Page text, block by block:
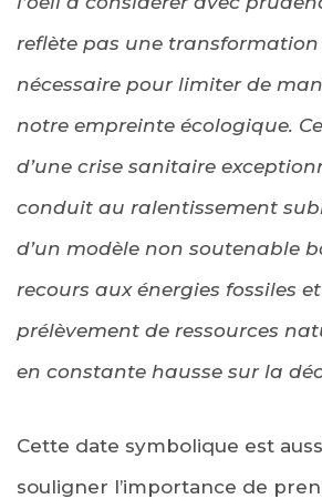
reflète pas une
nécessaire pour limiter de
notre empreinte écologique.
d’une crise sanitaire
conduit au ralentissement
d’un modèle non soutenable
recours aux énergies fossiles
prélèvement de ressources
en constante hausse sur la
Cette date symbolique est
souligner l’importance de